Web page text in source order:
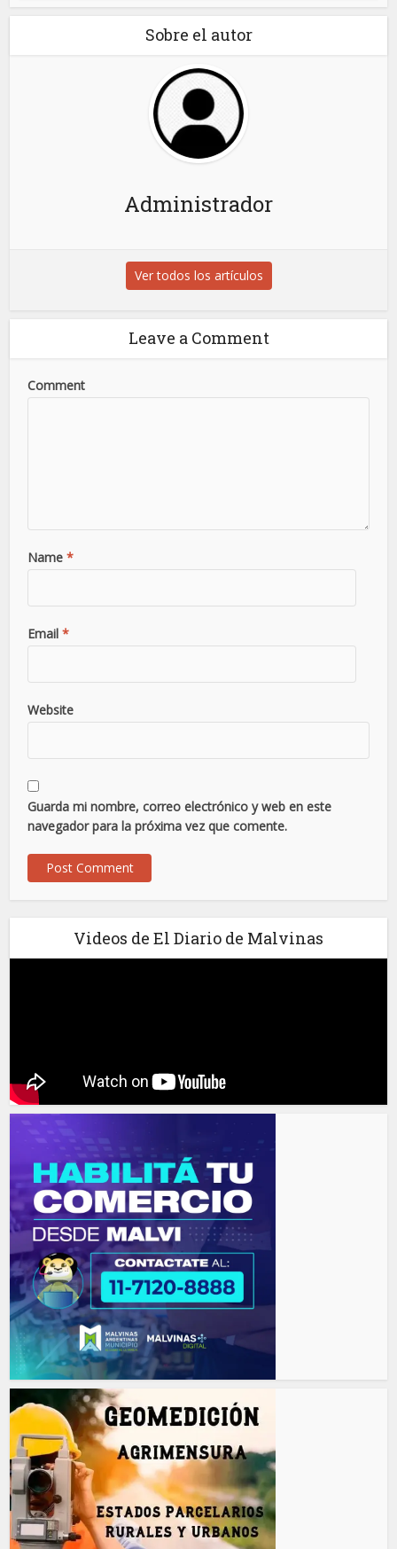
Sobre el autor
Administrador
Ver todos los artículos
Leave a Comment
Comment
Name *
Email *
Website
Guarda mi nombre, correo electrónico y web en este
navegador para la próxima vez que comente.
Videos de El Diario de Malvinas